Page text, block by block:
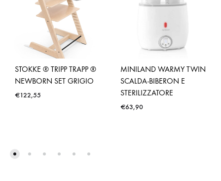
STOKKE ® TRIPP TRAPP ®
NEWBORN SET GRIGIO
€122,55
MINILAND WARMY TWIN
SCALDA-BIBERON E
STERILIZZATORE
€63,90